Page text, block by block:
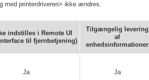
med printerdriveren> ikke ændres.
indstilles i Remote UI
til fjernbetjening)
Tilgængelig levering
af
enhedsinformationer
Ja Ja